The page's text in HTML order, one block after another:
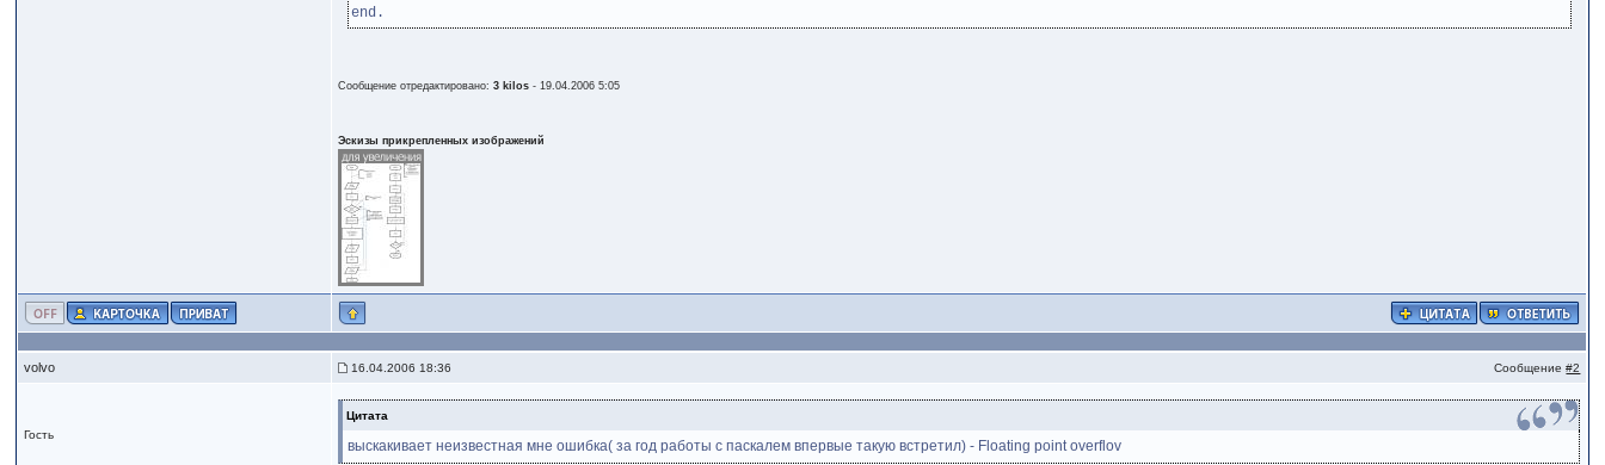
end.
Сообщение отредактировано:3 kilos -19.04.2006 5:05
Эскизы прикрепленных изображений
volvo 16.04.2006 18:36 Сообщение#2
Гость
Цитата
выскакивает неизвестная мне ошибка( за год работы с паскалем впервые такую встретил) - Floating point overflov